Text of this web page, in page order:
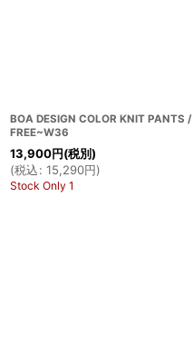
BOA DESIGN COLOR KNIT PANTS /
FREE~W36
13,900円(税別)
(税込: 15,290円)
Stock Only 1